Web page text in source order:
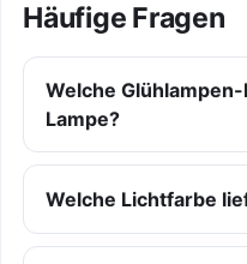
Häufige Fragen
Welche
Lampe?
Welche Lichtfarbe